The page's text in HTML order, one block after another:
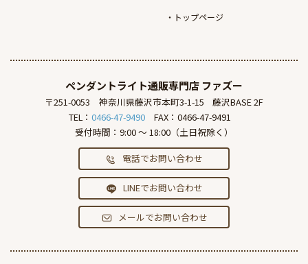
トップページ
ペンダントライト通販専門店 ファズー
〒251-0053 神奈川県藤沢市本町3-1-15
藤沢BASE 2F
TEL： 0466-47-9490
FAX：0466-47-9491
受付時間：9:00 ～ 18:00（土日祝除く）
電話でお問い合わせ
LINEでお問い合わせ
メールでお問い合わせ